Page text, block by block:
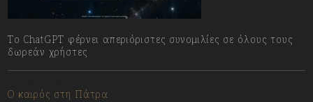
Το ChatGPT φέρνει απεριόριστες συνομιλίες σε όλους τους
δωρεάν χρήστες
Ο καιρός στη Πάτρα